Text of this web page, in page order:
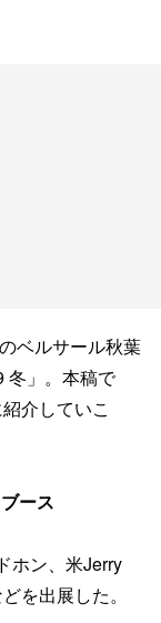
ベルサール秋葉
冬」。本稿で
介していこ
ース
ホン、米Jerry
を出展した。